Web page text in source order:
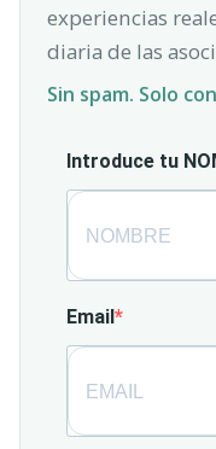
experiencias
diaria de las
Sin spam. Solo
Introduce tu
Email